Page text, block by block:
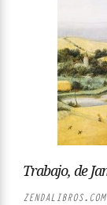
Trabajo, de
ZENDALIBROS.COM